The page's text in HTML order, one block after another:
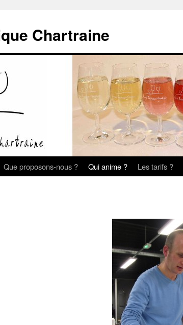
Chartraine
Que proposons-nous ? Qui anime ? Les tarifs ?